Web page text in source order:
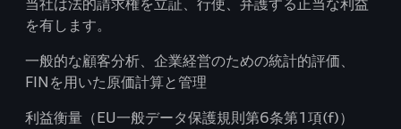
当社は法的請求権を立証、行使、弁護する正当な利益
を有します。
一般的な顧客分析、企業経営のための統計的評価、
FINを用いた原価計算と管理
利益衡量（EU一般データ保護規則第6条第1項(f)）